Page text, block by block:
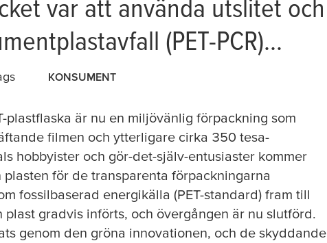
var att använda utslitet och
(PET-PCR)...
KONSUMENT
plastflaska är nu en miljövänlig förpackning som
filmen och ytterligare cirka 350 tesa-
hobbyister och gör-det-själv-entusiaster kommer
för de transparenta förpackningarna
fossilbaserad energikälla (PET-standard) fram till
gradvis införts, och övergången är nu slutförd.
genom den gröna innovationen, och de skyddande